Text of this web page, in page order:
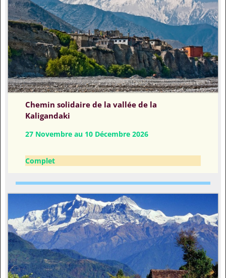
Chemin solidaire de la vallée de la
Kaligandaki
27 Novembre au 10 Décembre 2026
Complet